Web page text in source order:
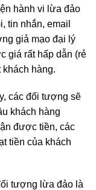
hành vi lừa đảo
tin nhắn, email
giả mạo đại lý
giá rất hấp dẫn (rẻ
hàng.
các đối tượng sẽ
khách hàng
được tiền, các
tiền của khách
tượng lừa đảo là